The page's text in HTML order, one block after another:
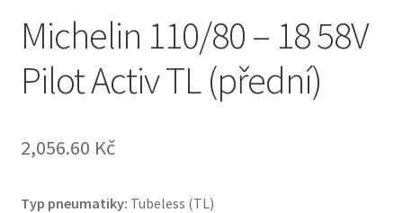
Michelin 110/80 – 18 58V
Pilot Activ TL (přední)
2,056.60 Kč
Typ pneumatiky: Tubeless (TL)